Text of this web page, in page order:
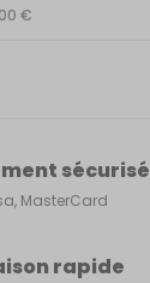
€
sécurisé
MasterCard
rapide